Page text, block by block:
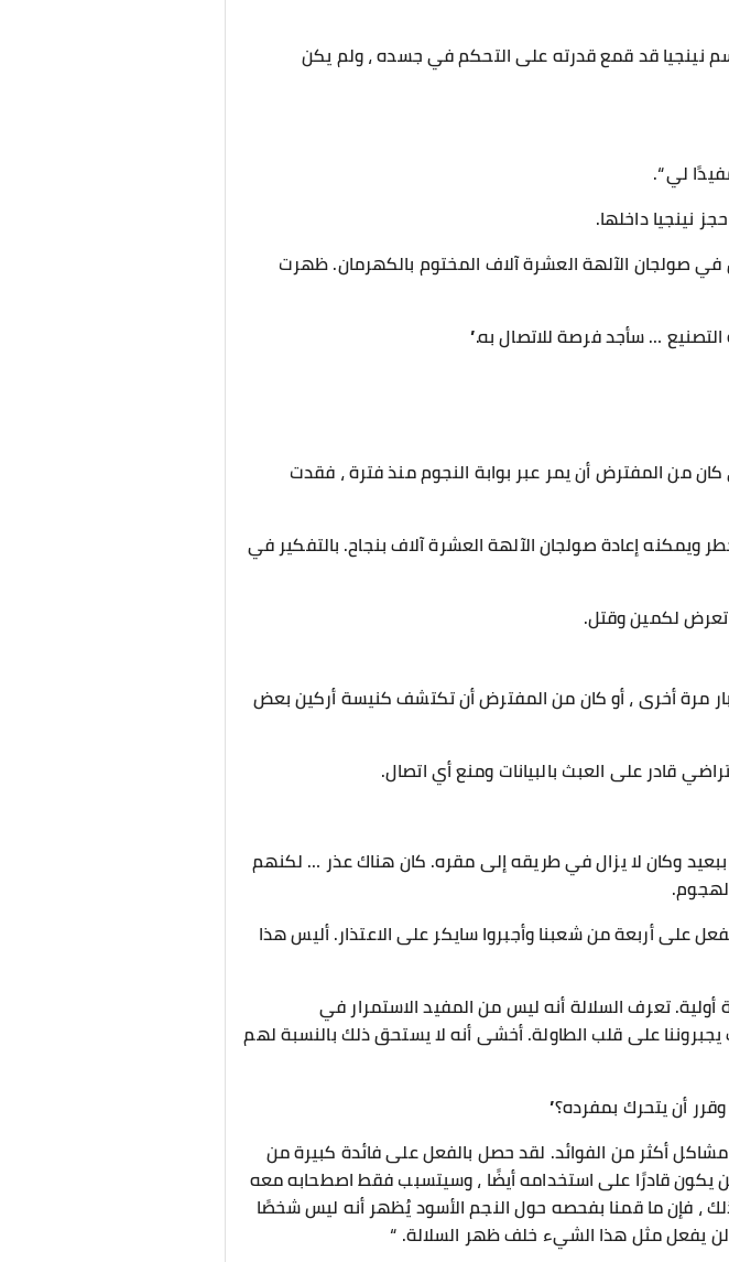
نينجيا قد قمع قدرته على التحكم في جسده ، ولم يكن
لي “.
نينجيا داخلها.
في صولجان الآلهة العشرة آلاف المختوم بالكهرمان. ظهرت
… سأجد فرصة للاتصال به.”
كان من المفترض أن يمر عبر بوابة النجوم منذ فترة ، فقدت
ويمكنه إعادة صولجان الآلهة العشرة آلاف بنجاح. بالتفكير في
تعرض لكمين وقتل.
مرة أخرى ، أو كان من المفترض أن تكتشف كنيسة أركين بعض
قادر على العبث بالبيانات ومنع أي اتصال.
وكان لا يزال في طريقه إلى مقره. كان هناك عذر … لكنهم
على أربعة من شعبنا وأجبروا سايكر على الاعتذار. أليس هذا
أولية. تعرف السلالة أنه ليس من المفيد الاستمرار في
على قلب الطاولة. أخشى أنه لا يستحق ذلك بالنسبة لهم
أن يتحرك بمفرده؟”
أكثر من الفوائد. لقد حصل بالفعل على فائدة كبيرة من
يكون قادرًا على استخدامه أيضًا ، وسيتسبب فقط اصطحابه معه
، فإن ما قمنا بفحصه حول النجم الأسود يُظهر أنه ليس شخصًا
لن يفعل مثل هذا الشيء خلف ظهر السلالة. “